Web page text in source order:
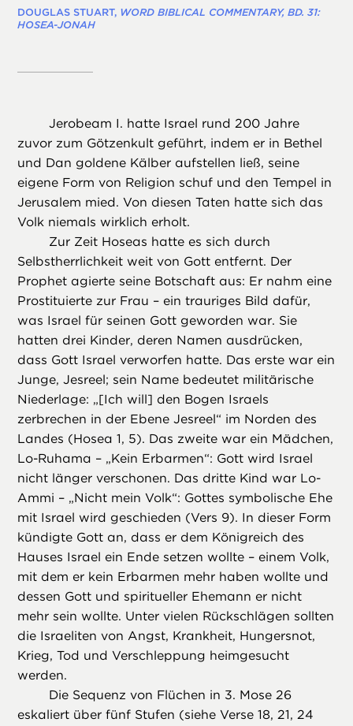
DOUGLAS STUART, WORD BIBLICAL COMMENTARY, BD. 31:
HOSEA-JONAH
Jerobeam I. hatte Israel rund 200 Jahre
zuvor zum Götzenkult geführt, indem er in Bethel
und Dan goldene Kälber aufstellen ließ, seine
eigene Form von Religion schuf und den Tempel in
Jerusalem mied. Von diesen Taten hatte sich das
Volk niemals wirklich erholt.
Zur Zeit Hoseas hatte es sich durch
Selbstherrlichkeit weit von Gott entfernt. Der
Prophet agierte seine Botschaft aus: Er nahm eine
Prostituierte zur Frau – ein trauriges Bild dafür,
was Israel für seinen Gott geworden war. Sie
hatten drei Kinder, deren Namen ausdrücken,
dass Gott Israel verworfen hatte. Das erste war ein
Junge, Jesreel; sein Name bedeutet militärische
Niederlage: „[Ich will] den Bogen Israels
zerbrechen in der Ebene Jesreel“ im Norden des
Landes (Hosea 1, 5). Das zweite war ein Mädchen,
Lo-Ruhama – „Kein Erbarmen“: Gott wird Israel
nicht länger verschonen. Das dritte Kind war Lo-
Ammi – „Nicht mein Volk“: Gottes symbolische Ehe
mit Israel wird geschieden (Vers 9). In dieser Form
kündigte Gott an, dass er dem Königreich des
Hauses Israel ein Ende setzen wollte – einem Volk,
mit dem er kein Erbarmen mehr haben wollte und
dessen Gott und spiritueller Ehemann er nicht
mehr sein wollte. Unter vielen Rückschlägen sollten
die Israeliten von Angst, Krankheit, Hungersnot,
Krieg, Tod und Verschleppung heimgesucht
werden.
Die Sequenz von Flüchen in 3. Mose 26
eskaliert über fünf Stufen (siehe Verse 18, 21, 24